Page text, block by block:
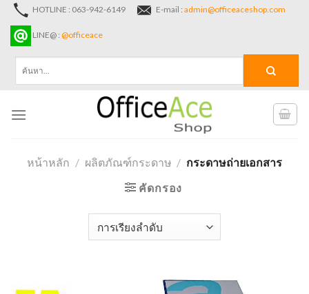
Skip
content
HOTLINE : 063-942-6149 E-mail : admin@officeaceshop.com
LINE@ : @officeace
หน้าหลัก / ผลิตภัณฑ์กระดาษ / กระดาษถ่ายเอกสาร
คัดกรอง